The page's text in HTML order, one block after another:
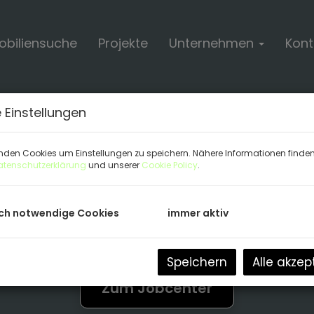
Projekte Unternehmen
Immobilien als Arbeitgeber
für die Merkur Immobilien finden Sie im Jobcenter
Zum Jobcenter
Einstellungen
Cookies um Einstellungen zu speichern. Nähere Informationen
und unserer Cookie Policy.
notwendige Cookies immer aktiv
Speichern Alle